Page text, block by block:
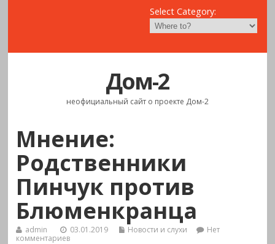
Select Category:
Дом-2
неофициальный сайт о проекте Дом-2
Мнение:
Родственники
Пинчук против
Блюменкранца
admin 03.01.2019 Новости и слухи
Нет
комментариев